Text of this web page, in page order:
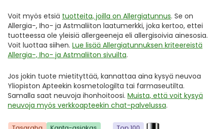
Voit myös etsiä tuotteita, joilla on Allergiatunnus. Se on
Allergia-, Iho- ja Astmaliiton laatumerkki, joka kertoo, ettei
tuotteessa ole yleisiä allergeeneja eli allergisoivia ainesosia.
Voit luottaa siihen. Lue lisää Allergiatunnuksen kriteereistä
Allergia-, Iho- ja Astmaliiton sivuilta.
Jos jokin tuote mietityttää, kannattaa aina kysyä neuvoa
Yliopiston Apteekin kosmetologilta tai farmaseutilta.
Samalla saat neuvoja ihonhoitoosi. Muista, että voit kysyä
neuvoja myös verkkoapteekin chat-palvelussa.